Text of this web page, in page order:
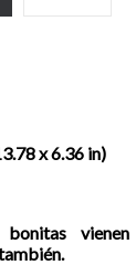
x 6.36 in)